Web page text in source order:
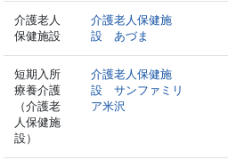
介護老人
保健施設
介護老人保健施
設 あづま
短期入所
療養介護
（介護老
人保健施
設）
介護老人保健施
設 サンファミリ
ア米沢